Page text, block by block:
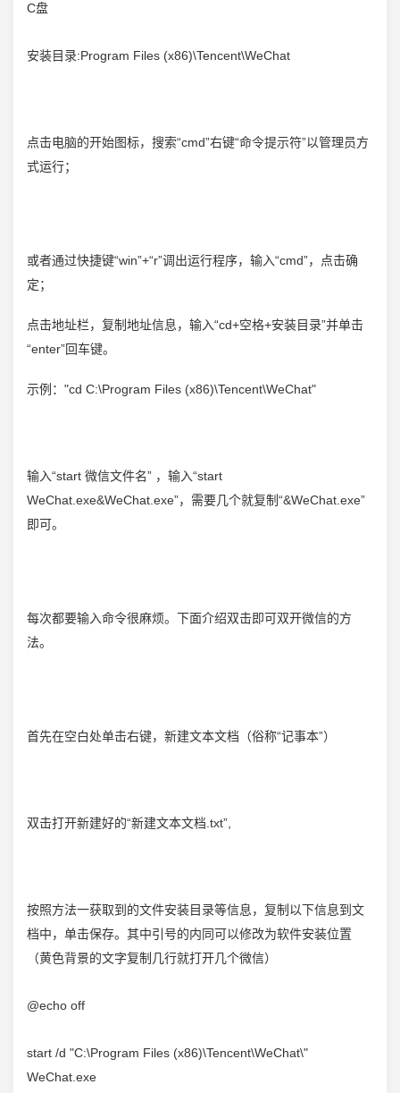
C盘
安装目录:Program Files (x86)\Tencent\WeChat
点击电脑的开始图标，搜索“cmd”右键“命令提示符”以管理员方
式运行；
或者通过快捷键“win”+“r”调出运行程序，输入“cmd”，点击确
定；
点击地址栏，复制地址信息，输入“cd+空格+安装目录”并单击
“enter”回车键。
示例："cd C:\Program Files (x86)\Tencent\WeChat"
输入“start 微信文件名” ，输入“start
WeChat.exe&WeChat.exe”，需要几个就复制“&WeChat.exe”
即可。
每次都要输入命令很麻烦。下面介绍双击即可双开微信的方
法。
首先在空白处单击右键，新建文本文档（俗称“记事本”）
双击打开新建好的“新建文本文档.txt”,
按照方法一获取到的文件安装目录等信息，复制以下信息到文
档中，单击保存。其中引号的内同可以修改为软件安装位置
（黄色背景的文字复制几行就打开几个微信）
@echo off
start /d "C:\Program Files (x86)\Tencent\WeChat\"
WeChat.exe